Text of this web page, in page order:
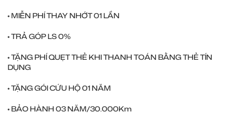
• MIỄN PHÍ THAY NHỚT 01 LẦN
• TRẢ GÓP LS 0%
• TẶNG PHÍ QUẸT THẺ KHI THANH TOÁN BẰNG THẺ TÍN
DỤNG
• TẶNG GÓI CỨU HỘ 01 NĂM
• BẢO HÀNH 03 NĂM/30.000Km